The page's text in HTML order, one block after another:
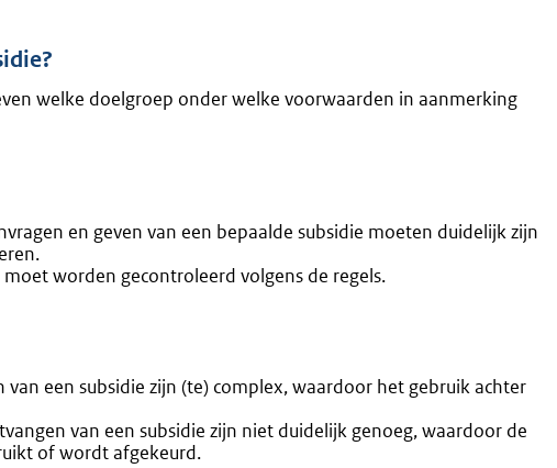
welke doelgroep onder welke voorwaarden in aanmerking
en geven van een bepaalde subsidie moeten duidelijk zijn
worden gecontroleerd volgens de regels.
van een subsidie zijn (te) complex, waardoor het gebruik achter
van een subsidie zijn niet duidelijk genoeg, waardoor de
of wordt afgekeurd.